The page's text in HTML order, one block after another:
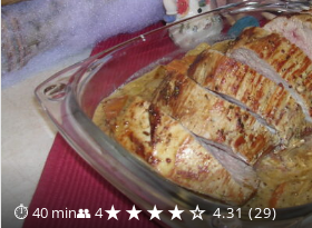
⏱ 40 min👥 4★★★★☆ 4.31 (29)